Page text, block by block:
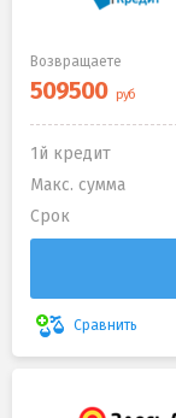
Возвращаете
1й кредит
Макс. сумма
Срок
Сравнить